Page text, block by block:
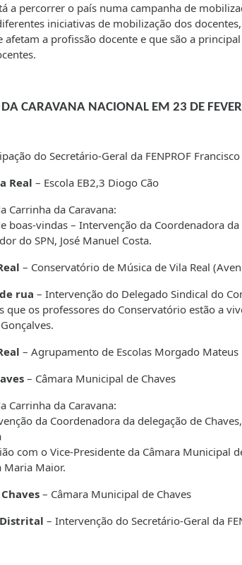
a percorrer o país numa campanha de
iniciativas de mobilização dos
afetam a profissão docente e que são a
CARAVANA NACIONAL EM 23 DE
do Secretário-Geral da FENPROF
Real – Escola EB2,3 Diogo Cão
Carrinha da Caravana:
boas-vindas – Intervenção da Coordenadora
do SPN, José Manuel Costa.
– Conservatório de Música de Vila Real
rua – Intervenção do Delegado Sindical do
que os professores do Conservatório estão a
– Agrupamento de Escolas Morgado Mateus
– Câmara Municipal de Chaves
Carrinha da Caravana:
da Coordenadora da delegação de
com o Vice-Presidente da Câmara Municipal
Maria Maior.
– Câmara Municipal de Chaves
– Intervenção do Secretário-Geral da